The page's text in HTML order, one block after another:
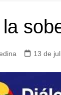
La vida
13 de